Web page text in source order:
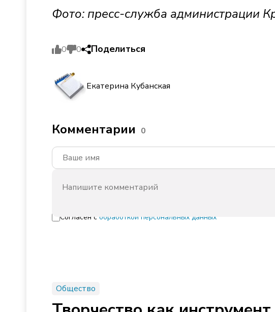
Фото: пресс-служба администрации
0 0 Поделиться
Екатерина Кубанская
Комментарии 0
Согласен с обработкой персональных данных
Общество